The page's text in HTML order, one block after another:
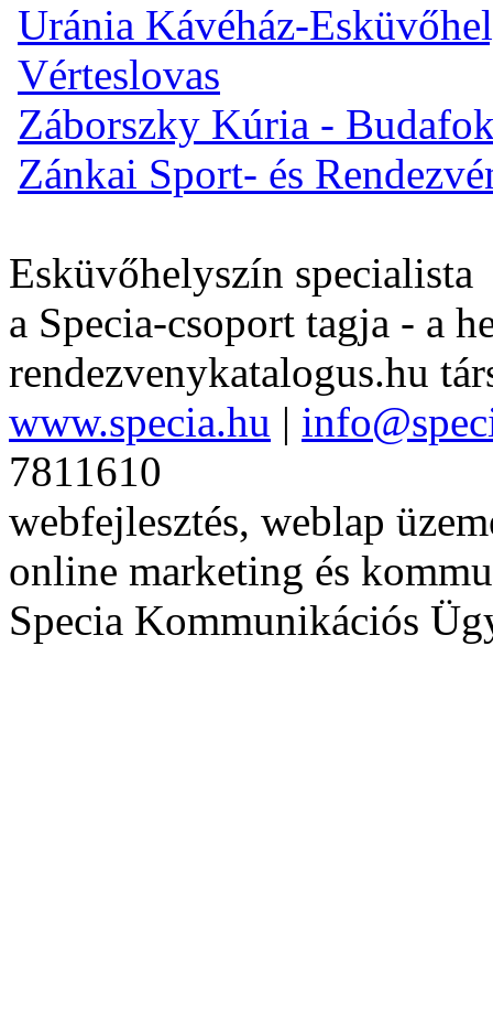
Uránia Kávéház-
Vérteslovas
Záborszky Kúria -
Zánkai Sport- és
Esküvőhelyszín specialista
a Specia-csoport tagja - a
rendezvenykatalogus.hu
www.specia.hu |
7811610
webfejlesztés, weblap
online marketing és
Specia Kommunikációs